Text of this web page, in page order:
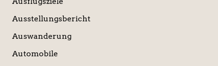
Ausstellungsbericht
Auswanderung
Automobile